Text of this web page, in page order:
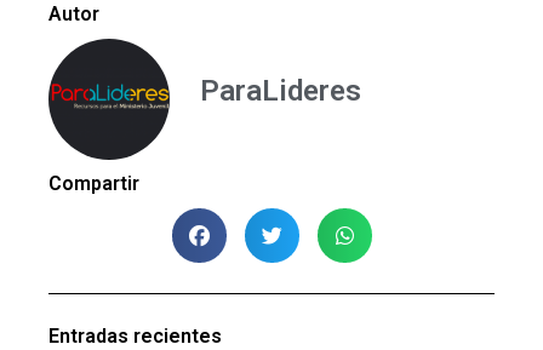
Autor
ParaLideres
Compartir
Entradas recientes